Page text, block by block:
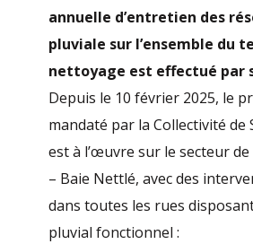
annuelle d’entretien des
pluviale sur l’ensemble du
nettoyage est effectué par
Depuis le 10 février 2025, le
mandaté par la Collectivité
est à l’œuvre sur le secteur
– Baie Nettlé, avec des
dans toutes les rues
pluvial fonctionnel :